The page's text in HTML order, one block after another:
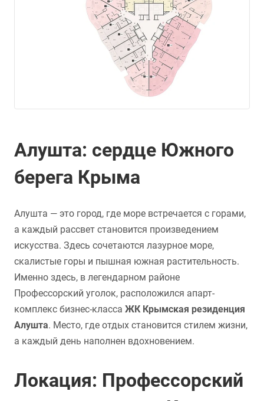
Алушта: сердце Южного
берега Крыма
Алушта — это город, где море встречается с горами,
а каждый рассвет становится произведением
искусства. Здесь сочетаются лазурное море,
скалистые горы и пышная южная растительность.
Именно здесь, в легендарном районе
Профессорский уголок, расположился апарт-
комплекс бизнес-класса ЖК Крымская резиденция
Алушта. Место, где отдых становится стилем жизни,
а каждый день наполнен вдохновением.
Локация: Профессорский